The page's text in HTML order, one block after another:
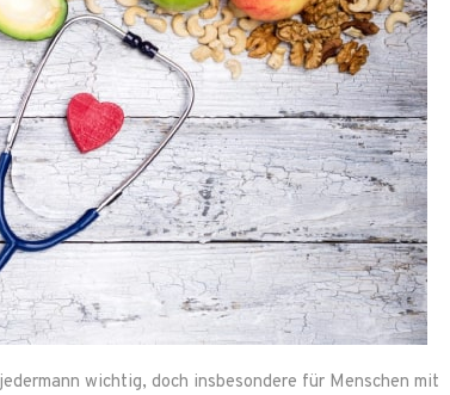
wichtig, doch insbesondere für Menschen mit